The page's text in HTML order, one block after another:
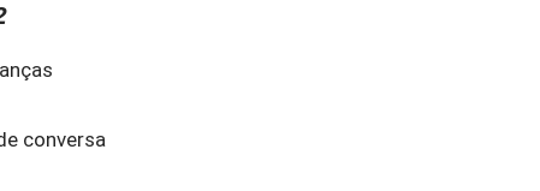
conversa